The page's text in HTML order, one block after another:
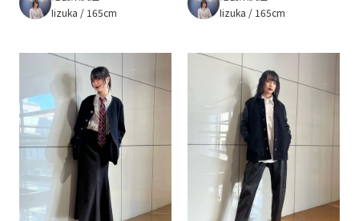
Iizuka
165cm
Iizuka
165cm